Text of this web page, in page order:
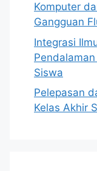
Komputer
Gangguan
Integrasi
Siswa
Pelepasan
Kelas Akhir